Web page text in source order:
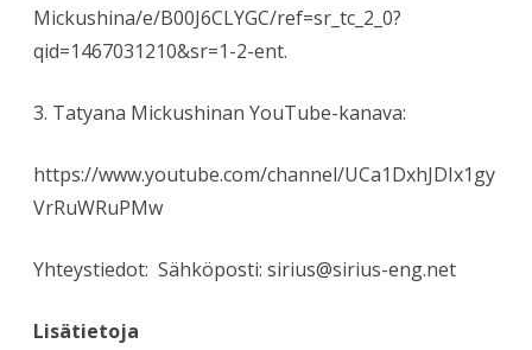
Mickushina/e/B00J6CLYGC/ref=sr_tc_2_0?
qid=1467031210&sr=1-2-ent.
3. Tatyana Mickushinan YouTube-kanava:
https://www.youtube.com/channel/UCa1DxhJDIx1gy
VrRuWRuPMw
Yhteystiedot: Sähköposti: sirius@sirius-eng.net
Lisätietoja